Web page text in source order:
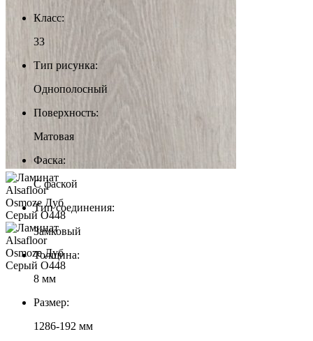
Класс:
33
Тип рисунка:
Однополосный
Поверхность:
Матовая
Фаска:
С фаской
Тип соединения:
Замковый
Толщина:
8 мм
Размер:
1286-192 мм